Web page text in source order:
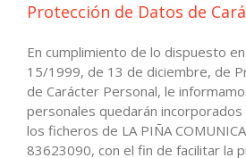
Protección de Datos de
En cumplimiento de lo dispuesto
15/1999, de 13 de diciembre, de
de Carácter Personal, le
personales quedarán
los ficheros de LA PIÑA
83623090, con el fin de facilitar la